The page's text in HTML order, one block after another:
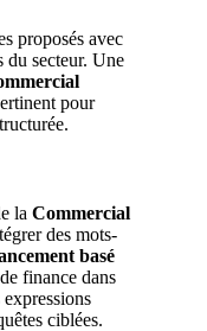
proposés avec
du secteur. Une
pour
la Commercial
des mots-
basé
finance dans
ciblées.